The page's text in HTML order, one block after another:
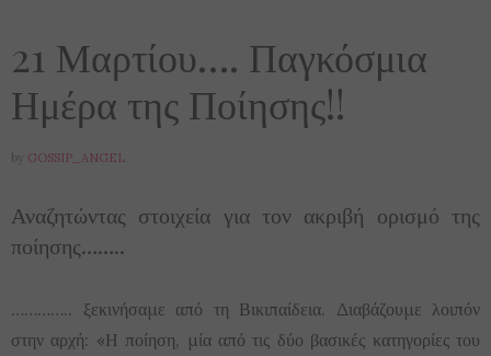
21 Μαρτίου…. Παγκόσμια
Ημέρα της Ποίησης!!
by GOSSIP_ANGEL
Αναζητώντας στοιχεία για τον ακριβή ορισμό της
ποίησης……..
………….. ξεκινήσαμε από τη Βικιπαίδεια. Διαβάζουμε λοιπόν
στην αρχή: «Η ποίηση, μία από τις δύο βασικές κατηγορίες του